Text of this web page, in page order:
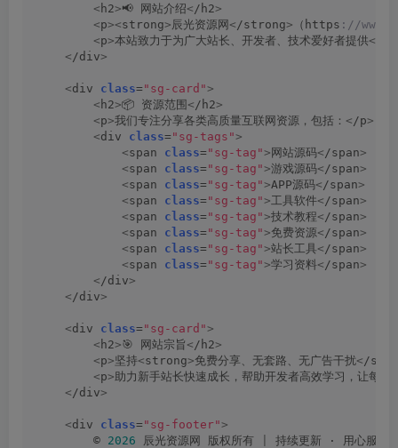
< h2>📢 网站介绍< /h2>
<p><strong> 辰光资源网 < /strong> （https ://
<p>本站致力于为广大站长、开发者、技术爱好者提供<
< /div>
<div class= "sg-card">
< h2>📦 资源范围 < /h2>
<p>我们专注分享各类高质量互联网资源，包括： < /p>
<div class= "sg-tags">
<span class= "sg-tag"> 网站源码< /span>
<span class= "sg-tag">游戏源码< /span>
<span class= "sg-tag">APP源码< /span>
<span class= "sg-tag">工具软件< /span>
<span class= "sg-tag">技术教程< /span>
<span class= "sg-tag">免费资源< /span>
<span class= "sg-tag">站长工具< /span>
<span class= "sg-tag">学习资料< /span>
< /div>
< /div>
<div class= "sg-card">
< h2>🎯 网站宗旨 < /h2>
<p>坚持<strong>免费分享、无套路、无广告干扰< /
<p> 助力新手站长快速成长，帮助开发者高效学习，让每
< /div>
<div class= "sg-footer">
        ©
2026 辰光资源网 版权所有
持续更新 · 用心服务